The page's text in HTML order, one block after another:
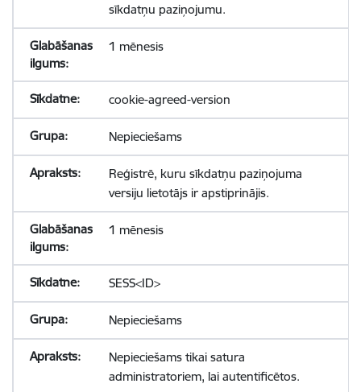
sīkdatņu paziņojumu.
1 mēnesis
cookie-agreed-version
Nepieciešams
Reģistrē, kuru sīkdatņu paziņojuma
versiju lietotājs ir apstiprinājis.
1 mēnesis
SESS<ID>
Nepieciešams
Nepieciešams tikai satura
administratoriem, lai autentificētos.